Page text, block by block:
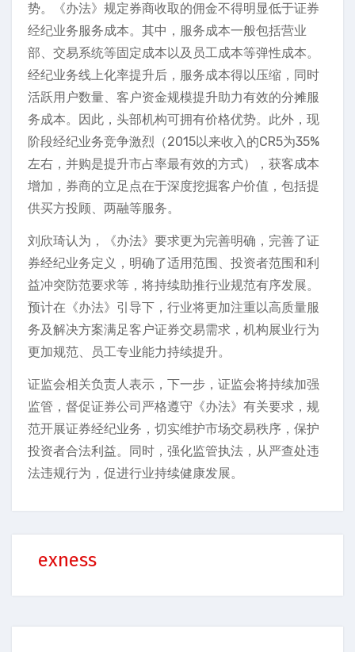
势。《办法》规定券商收取的佣金不得明显低于证券
经纪业务服务成本。其中，服务成本一般包括营业
部、交易系统等固定成本以及员工成本等弹性成本。
经纪业务线上化率提升后，服务成本得以压缩，同时
活跃用户数量、客户资金规模提升助力有效的分摊服
务成本。因此，头部机构可拥有价格优势。此外，现
阶段经纪业务竞争激烈（2015以来收入的CR5为35%
左右，并购是提升市占率最有效的方式），获客成本
增加，券商的立足点在于深度挖掘客户价值，包括提
供买方投顾、两融等服务。
刘欣琦认为，《办法》要求更为完善明确，完善了证
券经纪业务定义，明确了适用范围、投资者范围和利
益冲突防范要求等，将持续助推行业规范有序发展。
预计在《办法》引导下，行业将更加注重以高质量服
务及解决方案满足客户证券交易需求，机构展业行为
更加规范、员工专业能力持续提升。
证监会相关负责人表示，下一步，证监会将持续加强
监管，督促证券公司严格遵守《办法》有关要求，规
范开展证券经纪业务，切实维护市场交易秩序，保护
投资者合法利益。同时，强化监管执法，从严查处违
法违规行为，促进行业持续健康发展。
exness